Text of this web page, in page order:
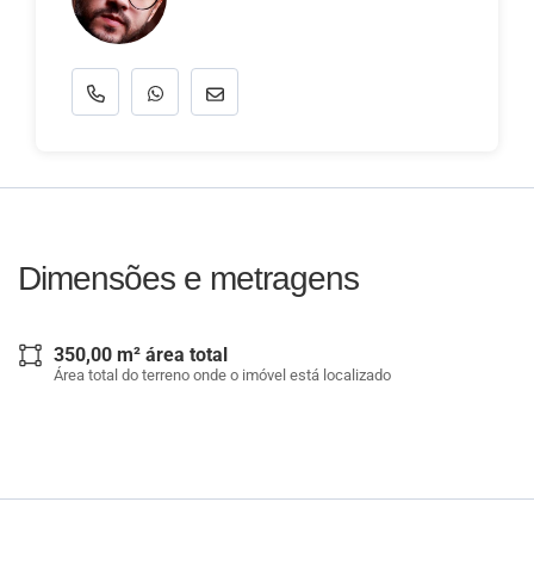
Dimensões e metragens
350,00 m² área total
Área total do terreno onde o imóvel está localizado